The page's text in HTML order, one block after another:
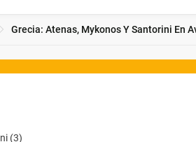
Grecia: Atenas, Mykonos Y Santorini En